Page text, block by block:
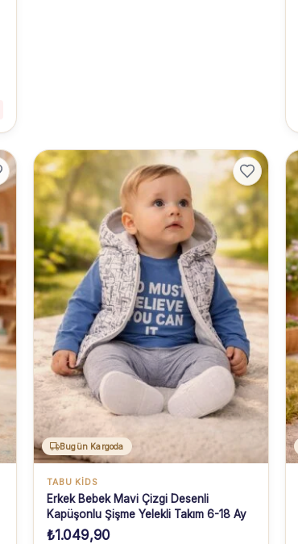
Bugün Kargoda
TABU KİDS
Erkek Bebek Mavi Çizgi Desenli
Kapüşonlu Şişme Yelekli Takım 6-18 Ay
₺1.049,90